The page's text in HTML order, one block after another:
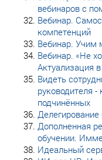
вебинаров с
Вебинар.
компетенций
Вебинар. Учим
Вебинар. «Не
Актуализация
Видеть
руководителя -
подчинённых
Дополненная
обучении.
Идеальный